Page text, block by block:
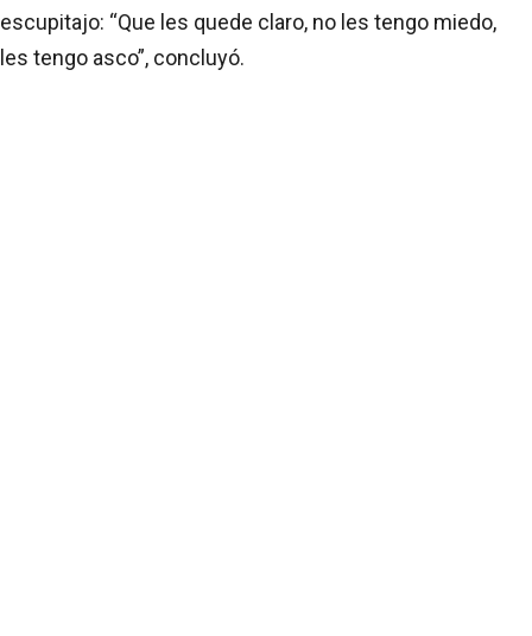
escupitajo: “Que les quede claro, no les tengo miedo,
les tengo asco”, concluyó.